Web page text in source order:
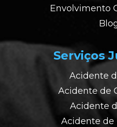
Envolvimento
Serviços
Acidente
Acidente de
Acidente
Acidente de